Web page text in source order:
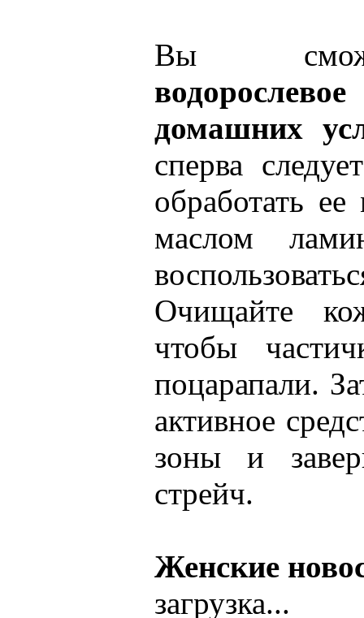
Вы
домашних
сперва
обработать
маслом
Очищайте
чтобы
поцарапали.
активное
зоны и
стрейч.
Женские
загрузка...